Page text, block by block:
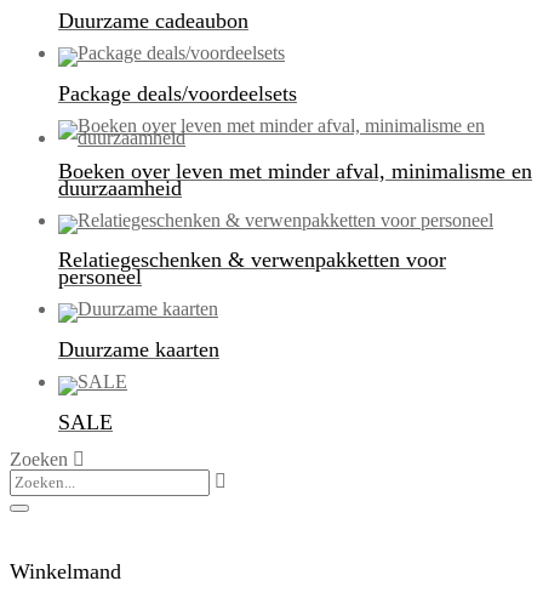
Duurzame cadeaubon
Package deals/voordeelsets
Boeken over leven met minder afval, minimalisme en
duurzaamheid
Relatiegeschenken & verwenpakketten voor
personeel
Duurzame kaarten
SALE
Zoeken
Winkelmand